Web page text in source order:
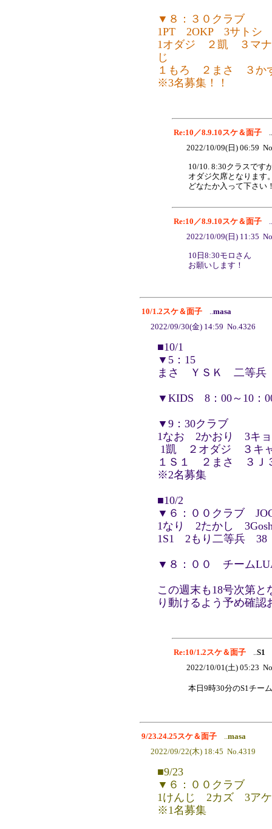
▼８：３０クラブ
1PT 2OKP 3サト
1オダジ ２凱 ３マ
じ
１もろ ２まさ ３か
※3名募集！！
Re:10／8.9.10スケ＆面子 ..
2022/10/09(日) 06:59
10/10. 8:30クラスです
オダジ欠席となります
どなたか入って下さい
Re:10／8.9.10スケ＆面子 ..
2022/10/09(日) 11:35
10日8:30モロさん
お願いします！
10/1.2スケ＆面子 ..masa
2022/09/30(金) 14:59 No.4326
■10/1
▼5：15
まさ ＹＳＫ 二等
▼KIDS 8：00～10：
▼9：30クラブ
1なお 2かおり 3キ
1凱 ２オダジ ３キ
１Ｓ１ ２まさ ３Ｊ
※2名募集
■10/2
▼６：００クラブ
1なり 2たかし
1S1 2もり二等兵
▼８：００ チーム
この週末も18号次第
り動けるよう予め確
Re:10/1.2スケ＆面子 ..S1
2022/10/01(土) 05:23
本日9時30分のS1チー
9/23.24.25スケ＆面子 ..masa
2022/09/22(木) 18:45 No.4319
■9/23
▼６：００クラブ
1けんじ 2カズ 3ア
※1名募集